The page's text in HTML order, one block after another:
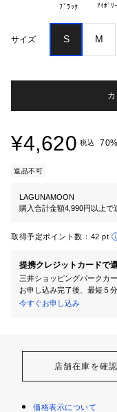
ﾌﾞﾗｯｸ ｱｲﾎﾞﾘｰ
サイズ S M
¥4,620 税込
返品不可
LAGUNAMOON
購入合計金額4,990円以上で
取得予定ポイント数： 42 pt
提携クレジットカードで
三井ショッピングパークカ
お申し込み完了後、最短５
今すぐお申し込み
店舗在庫を確認
価格表示について